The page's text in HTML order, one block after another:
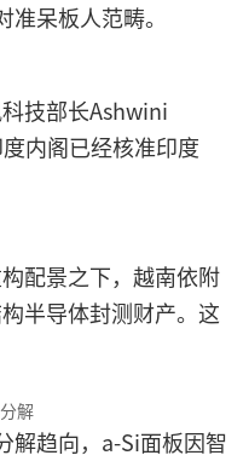
呆板人范畴。
技部长Ashwini
内阁已经核准印度
配景之下，越南依附
半导体封测财产。这
解
解趋向，a-Si面板因智